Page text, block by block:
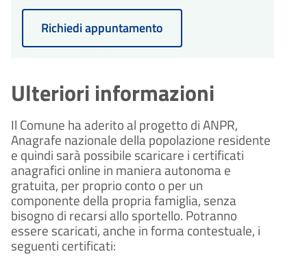
Richiedi appuntamento
Ulteriori informazioni
Il Comune ha aderito al progetto di ANPR,
Anagrafe nazionale della popolazione residente
e quindi sarà possibile scaricare i certificati
anagrafici online in maniera autonoma e
gratuita, per proprio conto o per un
componente della propria famiglia, senza
bisogno di recarsi allo sportello. Potranno
essere scaricati, anche in forma contestuale, i
seguenti certificati: